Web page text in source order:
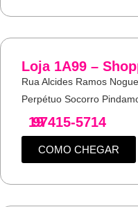
Loja 1A99 –
Rua Alcides Ramos
Perpétuo Socorro
19
97415-5714
COMO CHEGAR